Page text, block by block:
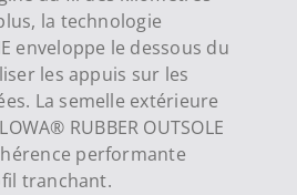
la technologie
enveloppe le dessous du
les appuis sur les
La semelle extérieure
RUBBER OUTSOLE
performante
tranchant.